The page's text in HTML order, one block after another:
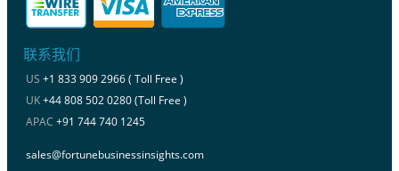
联系我们
US +1 833 909 2966 ( Toll Free )
UK+44 808 502 0280 (Toll Free )
APAC +91 744 740 1245
sales@fortunebusinessinsights.com